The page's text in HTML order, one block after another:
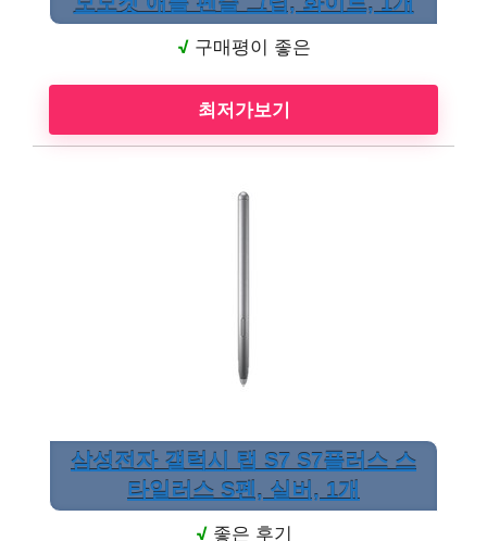
√구매평이 좋은
최저가보기
삼성전자 갤럭시 탭 S7 S7플러스 스
타일러스 S펜, 실버, 1개
√좋은 후기